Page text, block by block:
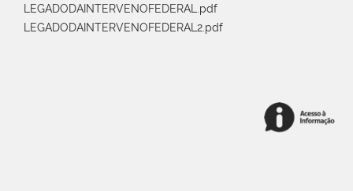
LEGADODAINTERVENOFEDERAL.pdf
LEGADODAINTERVENOFEDERAL2.pdf